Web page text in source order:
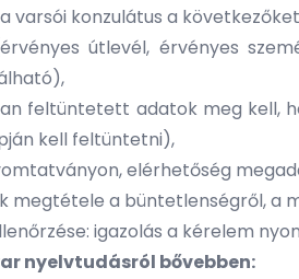
varsói konzulátus a következőket
útlevél, érvényes
feltüntetett adatok meg kell,
kell feltüntetni),
elérhetőség
megtétele a büntetlenségről, a
igazolás a kérelem
nyelvtudásról bővebben: